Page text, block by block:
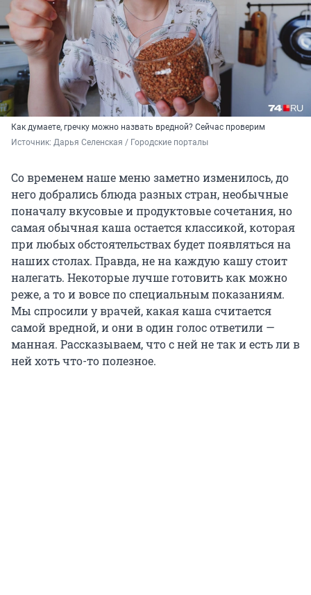
Как думаете, гречку можно назвать вредной? Сейчас проверим
Источник: Дарья Селенская / Городские порталы
Со временем наше меню заметно изменилось, до
него добрались блюда разных стран, необычные
поначалу вкусовые и продуктовые сочетания, но
самая обычная каша остается классикой, которая
при любых обстоятельствах будет появляться на
наших столах. Правда, не на каждую кашу стоит
налегать. Некоторые лучше готовить как можно
реже, а то и вовсе по специальным показаниям.
Мы спросили у врачей, какая каша считается
самой вредной, и они в один голос ответили —
манная. Рассказываем, что с ней не так и есть ли в
ней хоть что-то полезное.